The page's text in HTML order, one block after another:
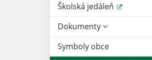
Školská jedáleň
Dokumenty
Symboly obce